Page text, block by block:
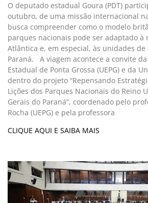
O deputado estadual Goura (PDT)
outubro, de uma missão internacional
busca compreender como o modelo
parques nacionais pode ser adaptado à
Atlântica e, em especial, às unidades de
Paraná. A viagem acontece a convite
Estadual de Ponta Grossa (UEPG) e da
dentro do projeto “Repensando
Lições dos Parques Nacionais do Reino
Gerais do Paraná”, coordenado pelo
Rocha (UEPG) e pela professora
CLIQUE AQUI E SAIBA MAIS